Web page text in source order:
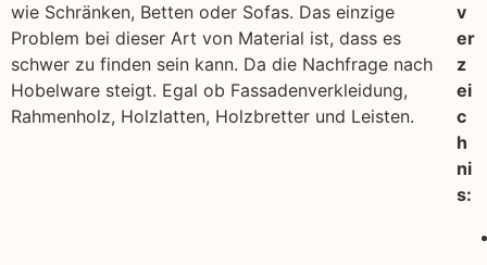
wie Schränken, Betten oder Sofas. Das einzige
Problem bei dieser Art von Material ist, dass es
schwer zu finden sein kann. Da die Nachfrage nach
Hobelware steigt. Egal ob Fassadenverkleidung,
Rahmenholz, Holzlatten, Holzbretter und Leisten.
v
er
z
ei
c
h
ni
s: